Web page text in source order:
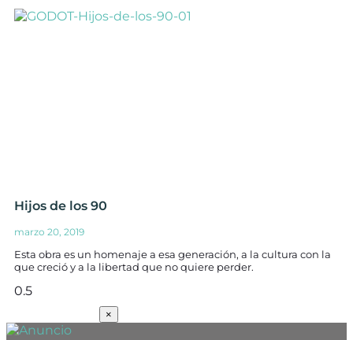
Hijos de los 90
marzo 20, 2019
Esta obra es un homenaje a esa generación, a la cultura con la
que creció y a la libertad que no quiere perder.
×